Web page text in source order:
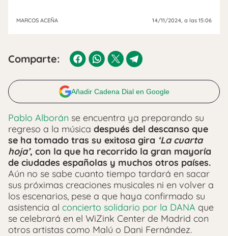
MARCOS ACEÑA 14/11/2024, a las 15:06
Comparte:
Añadir Cadena Dial en Google
Pablo Alborán se encuentra ya preparando su
regreso a la música después del descanso que
se ha tomado tras su exitosa gira ‘La cuarta
hoja’, con la que ha recorrido la gran mayoría
de ciudades españolas y muchos otros países.
Aún no se sabe cuanto tiempo tardará en sacar
sus próximas creaciones musicales ni en volver a
los escenarios, pese a que haya confirmado su
asistencia al concierto solidario por la DANA que
se celebrará en el WiZink Center de Madrid con
otros artistas como Malú o Dani Fernández.